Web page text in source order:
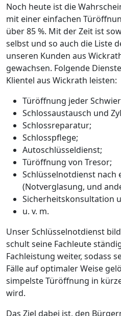
Noch heute ist die
mit einer einfachen
über 85 %. Mit der Zeit ist
selbst und so auch die Liste
unseren Kunden aus
gewachsen. Folgende
Klientel aus Wickrath leisten:
Türöffnung jeder
Schlossaustausch und
Schlossreparatur;
Schlosspflege;
Autoschlüsseldienst;
Türöffnung von Tresor;
Schlüsselnotdienst nach
(Notverglasung, und
Sicherheitskonsultation
u. v. m.
Unser Schlüsselnotdienst
schult seine Fachleute
Fachleistung weiter, sodass
Fälle auf optimaler Weise
simpelste Türöffnung in
wird.
Das Ziel dabei ist, den